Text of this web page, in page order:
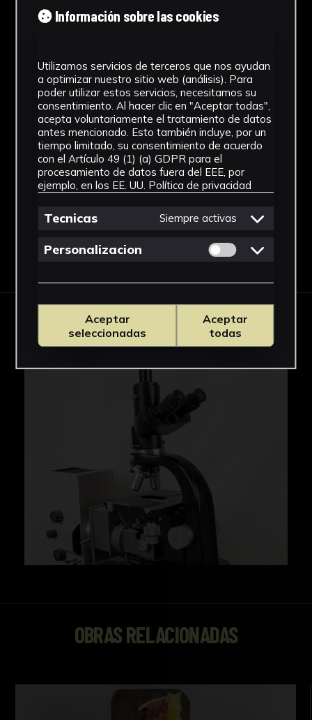
Cronología
Técnica
Ensamblaje
Ubicación
Facultad de Medicina
Ver más
Descargar Ficha
IMÁGENES
OBRAS RELACIONADAS
Información sobre las cookies
Utilizamos servicios de terceros que nos ayudan
a optimizar nuestro sitio web (análisis). Para
poder utilizar estos servicios, necesitamos su
consentimiento. Al hacer clic en "Aceptar todas",
acepta voluntariamente el tratamiento de datos
antes mencionado. Esto también incluye, por un
tiempo limitado, su consentimiento de acuerdo
con el Artículo 49 (1) (a) GDPR para el
procesamiento de datos fuera del EEE, por
ejemplo, en los EE. UU. Política de privacidad
Tecnicas Siempre activas
Personalizacion Permitir cookies
Aceptar
seleccionadas
Aceptar
todas